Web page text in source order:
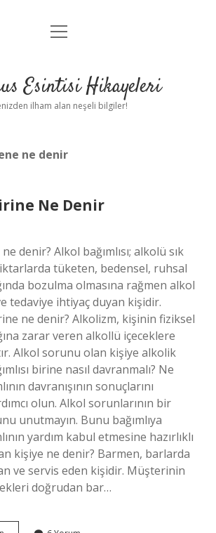
Anasayfa
Yasal Uyarı
menüyü
Esintisi Hikayeleri
ilham alan neşeli bilgiler!
ne denir
Ne Denir
denir? Alkol bağımlısı; alkolü sık
tüketen, bedensel, ruhsal
bozulma olmasına rağmen alkol
tedaviye ihtiyaç duyan kişidir.
ne denir? Alkolizm, kişinin fiziksel
zarar veren alkollü içeceklere
Alkol sorunu olan kişiye alkolik
birine nasıl davranmalı? Ne
davranışının sonuçlarını
olun. Alkol sorunlarının bir
unutmayın. Bunu bağımlıya
yardım kabul etmesine hazırlıklı
kişiye ne denir? Barmen, barlarda
ve servis eden kişidir. Müşterinin
doğrudan bar…